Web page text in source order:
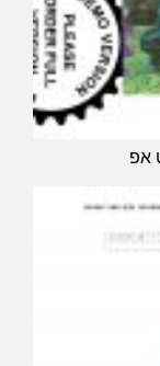
אפ